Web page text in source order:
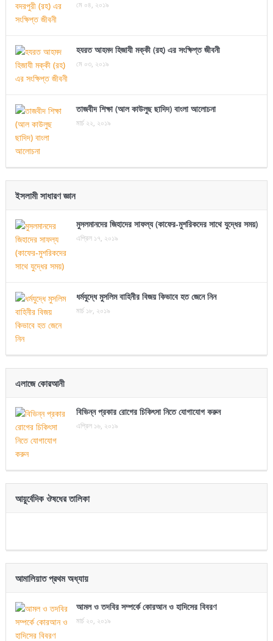
মে ০৪, ২০১৯
হযরত আহমদ হিজাযী মক্কী (রহ) এর সংক্ষিপ্ত জীবনী
মে ০৩, ২০১৯
তাজবীদ শিক্ষা (আল কাউলুছ ছাদিদ) বাংলা আলোচনা
মার্চ ২২, ২০১৯
ইসলামী সাধারণ জ্ঞান
মুসলমানদের জিহাদের সাফল্য (কাফের-মুশরিকদের সাথে যুদ্ধের সময়)
এপ্রিল ১৭, ২০১৯
ধর্মযুদ্ধে মুসলিম বাহিনীর বিজয় কিভাবে হত জেনে নিন
মার্চ ১৮, ২০১৯
এলাজে কোরআনী
বিভিন্ন প্রকার রোগের চিকিৎসা নিতে যোগাযোগ করুন
এপ্রিল ১৬, ২০১৯
আয়ুর্বেদিক ঔষধের তালিকা
আমালিয়াত প্রথম অধ্যায়
আমল ও তদবির সম্পর্কে কোরআন ও হাদিসের বিবরণ
মার্চ ২০, ২০১৯